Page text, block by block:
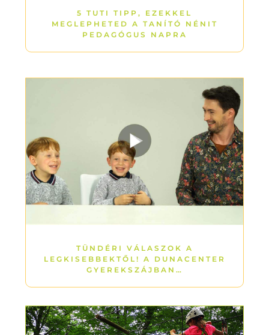
5 TUTI TIPP, EZEKKEL
MEGLEPHETED A TANÍTÓ NÉNIT
PEDAGÓGUS NAPRA
TÜNDÉRI VÁLASZOK A
LEGKISEBBEKTŐL! A DUNACENTER
GYEREKSZÁJBAN…